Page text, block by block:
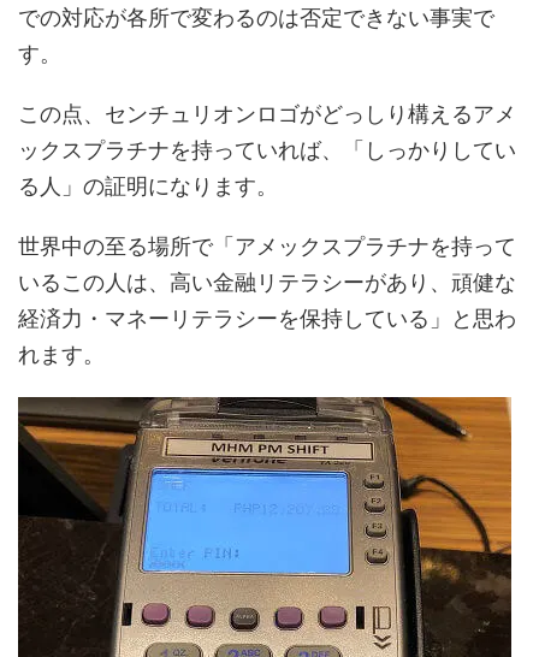
での対応が各所で変わるのは否定できない事実で
す。
この点、センチュリオンロゴがどっしり構えるアメ
ックスプラチナを持っていれば、「しっかりしてい
る人」の証明になります。
世界中の至る場所で「アメックスプラチナを持って
いるこの人は、高い金融リテラシーがあり、頑健な
経済力・マネーリテラシーを保持している」と思わ
れます。